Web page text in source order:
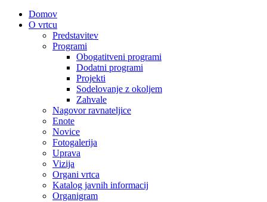
Domov
O vrtcu
Predstavitev
Programi
Obogatitveni programi
Dodatni programi
Projekti
Sodelovanje z okoljem
Zahvale
Nagovor ravnateljice
Enote
Novice
Fotogalerija
Uprava
Vizija
Organi vrtca
Katalog javnih informacij
Organigram